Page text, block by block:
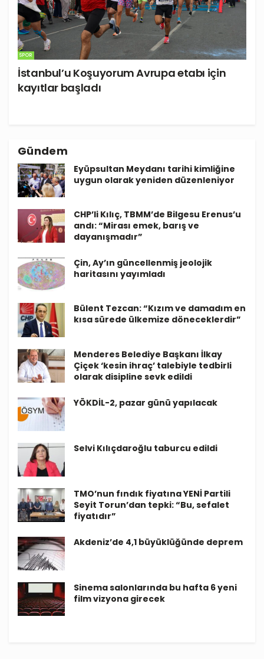
SPOR
İstanbul’u Koşuyorum Avrupa etabı için
kayıtlar başladı
Gündem
Eyüpsultan Meydanı tarihi kimliğine
uygun olarak yeniden düzenleniyor
CHP’li Kılıç, TBMM’de Bilgesu Erenus’u
andı: “Mirası emek, barış ve
dayanışmadır”
Çin, Ay’ın güncellenmiş jeolojik
haritasını yayımladı
Bülent Tezcan: “Kızım ve damadım en
kısa sürede ülkemize döneceklerdir”
Menderes Belediye Başkanı İlkay
Çiçek ‘kesin ihraç’ talebiyle tedbirli
olarak disipline sevk edildi
YÖKDİL-2, pazar günü yapılacak
Selvi Kılıçdaroğlu taburcu edildi
TMO’nun fındık fiyatına YENİ Partili
Seyit Torun’dan tepki: “Bu, sefalet
fiyatıdır”
Akdeniz’de 4,1 büyüklüğünde deprem
Sinema salonlarında bu hafta 6 yeni
film vizyona girecek